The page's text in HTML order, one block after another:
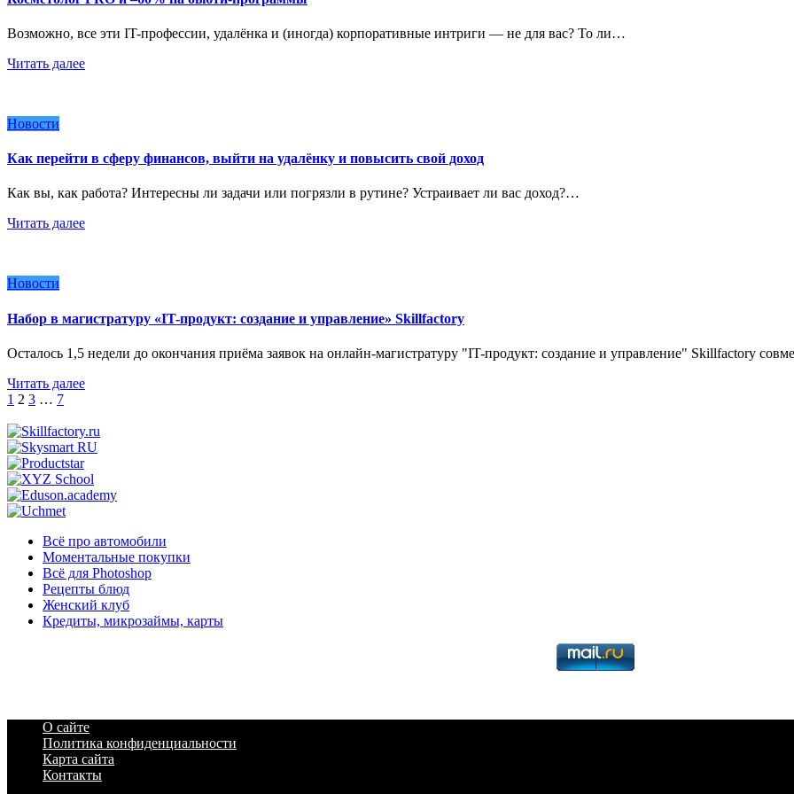
Возможно, все эти IT-профессии, удалёнка и (иногда) корпоративные интриги — не для вас? То ли…
Читать далее
Новости
Как перейти в сферу финансов, выйти на удалёнку и повысить свой доход
Как вы, как работа? Интересны ли задачи или погрязли в рутине? Устраивает ли вас доход?…
Читать далее
Новости
Набор в магистратуру «IT-продукт: создание и управление» Skillfactory
Осталось 1,5 недели до окончания приёма заявок на онлайн-магистратуру "IT-продукт: создание и управление" Skillfactory
Читать далее
Пагинация
записей
1 2 3 … 7
Всё про автомобили
Моментальные покупки
Всё для Photoshop
Рецепты блюд
Женский клуб
Кредиты, микрозаймы, карты
О сайте
Политика конфиденциальности
Карта сайта
Контакты